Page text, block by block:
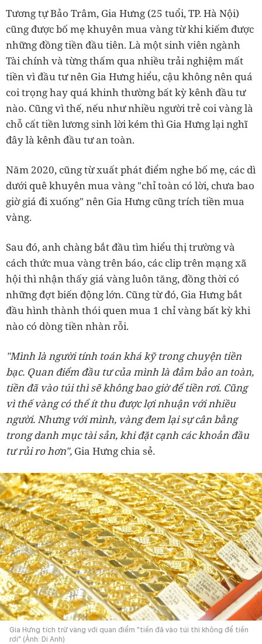
Tương tự Bảo Trâm, Gia Hưng (25 tuổi, TP. Hà Nội)
cũng được bố mẹ khuyên mua vàng từ khi kiếm được
những đồng tiền đầu tiên. Là một sinh viên ngành
Tài chính và từng thấm qua nhiều trải nghiệm mất
tiền vì đầu tư nên Gia Hưng hiểu, cậu không nên quá
coi trọng hay quá khinh thường bất kỳ kênh đầu tư
nào. Cũng vì thế, nếu như nhiều người trẻ coi vàng là
chỗ cất tiền lương sinh lời kém thì Gia Hưng lại nghĩ
đây là kênh đầu tư an toàn.
Năm 2020, cũng từ xuất phát điểm nghe bố mẹ, các dì
dưới quê khuyên mua vàng "chỉ toàn có lời, chưa bao
giờ giá đi xuống" nên Gia Hưng cũng trích tiền mua
vàng.
Sau đó, anh chàng bắt đầu tìm hiểu thị trường và
cách thức mua vàng trên báo, các clip trên mạng xã
hội thì nhận thấy giá vàng luôn tăng, đồng thời có
những đợt biến động lớn. Cũng từ đó, Gia Hưng bắt
đầu hình thành thói quen mua 1 chỉ vàng bất kỳ khi
nào có dòng tiền nhàn rỗi.
"Mình là người tính toán khá kỹ trong chuyện tiền
bạc. Quan điểm đầu tư của mình là đảm bảo an toàn,
tiền đã vào túi thì sẽ không bao giờ để tiền rơi. Cũng
vì thế vàng có thể ít thu được lợi nhuận với nhiều
người. Nhưng với mình, vàng đem lại sự cân bằng
trong danh mục tài sản, khi đặt cạnh các khoản đầu
tư rủi ro hơn", Gia Hưng chia sẻ.
Gia Hưng tích trữ vàng với quan điểm "tiền đã vào túi thì không để tiền
rơi" (Ảnh: Di Anh)